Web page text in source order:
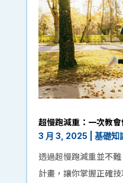
超慢跑減重：一次教
3 月 3, 2025 基礎知
透過超慢跑減重並不
計畫，讓你掌握正確